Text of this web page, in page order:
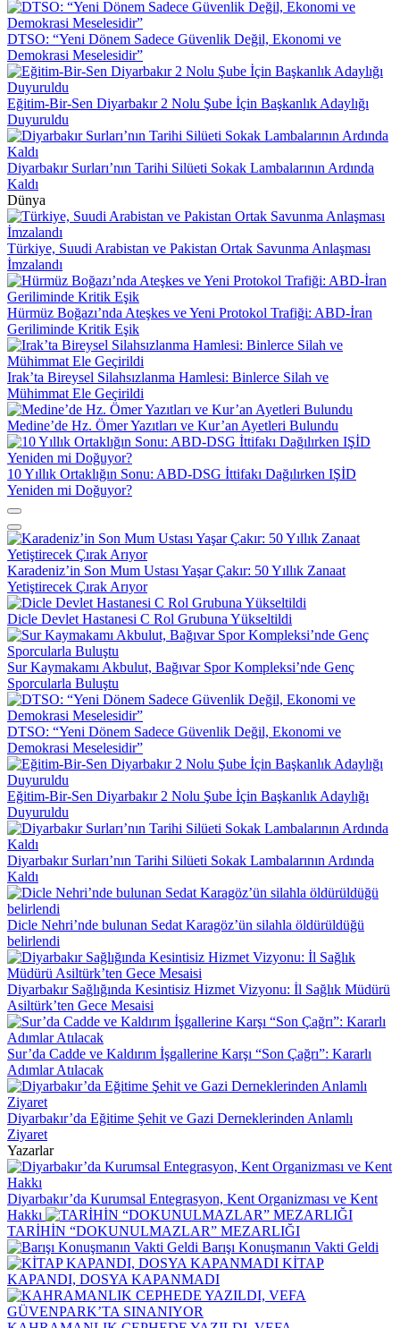
DTSO: “Yeni Dönem Sadece Güvenlik Değil, Ekonomi ve
Demokrasi Meselesidir”
Eğitim-Bir-Sen Diyarbakır 2 Nolu Şube İçin Başkanlık Adaylığı
Duyuruldu
Diyarbakır Surları’nın Tarihi Silüeti Sokak Lambalarının Ardında
Kaldı
Dünya
Türkiye, Suudi Arabistan ve Pakistan Ortak Savunma Anlaşması
İmzalandı
Hürmüz Boğazı’nda Ateşkes ve Yeni Protokol Trafiği: ABD-İran
Geriliminde Kritik Eşik
Irak’ta Bireysel Silahsızlanma Hamlesi: Binlerce Silah ve
Mühimmat Ele Geçirildi
Medine’de Hz. Ömer Yazıtları ve Kur’an Ayetleri Bulundu
10 Yıllık Ortaklığın Sonu: ABD-DSG İttifakı Dağılırken IŞİD
Yeniden mi Doğuyor?
Karadeniz’in Son Mum Ustası Yaşar Çakır: 50 Yıllık Zanaat
Yetiştirecek Çırak Arıyor
Dicle Devlet Hastanesi C Rol Grubuna Yükseltildi
Sur Kaymakamı Akbulut, Bağıvar Spor Kompleksi’nde Genç
Sporcularla Buluştu
DTSO: “Yeni Dönem Sadece Güvenlik Değil, Ekonomi ve
Demokrasi Meselesidir”
Eğitim-Bir-Sen Diyarbakır 2 Nolu Şube İçin Başkanlık Adaylığı
Duyuruldu
Diyarbakır Surları’nın Tarihi Silüeti Sokak Lambalarının Ardında
Kaldı
Dicle Nehri’nde bulunan Sedat Karagöz’ün silahla öldürüldüğü
belirlendi
Diyarbakır Sağlığında Kesintisiz Hizmet Vizyonu: İl Sağlık Müdürü
Asiltürk’ten Gece Mesaisi
Sur’da Cadde ve Kaldırım İşgallerine Karşı “Son Çağrı”: Kararlı
Adımlar Atılacak
Diyarbakır’da Eğitime Şehit ve Gazi Derneklerinden Anlamlı
Ziyaret
Yazarlar
Diyarbakır’da Kurumsal Entegrasyon, Kent Organizması ve Kent
Hakkı
TARİHİN “DOKUNULMAZLAR” MEZARLIĞI
Barışı Konuşmanın Vakti Geldi
KİTAP
KAPANDI, DOSYA KAPANMADI